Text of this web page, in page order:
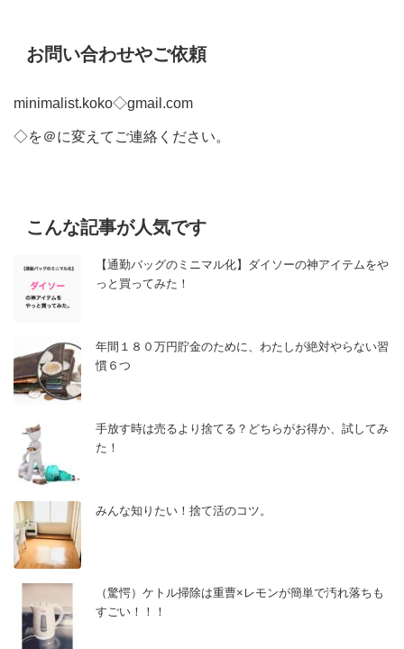
お問い合わせやご依頼
minimalist.koko◇gmail.com
◇を＠に変えてご連絡ください。
こんな記事が人気です
【通勤バッグのミニマル化】ダイソーの神アイテムをや
っと買ってみた！
年間１８０万円貯金のために、わたしが絶対やらない習
慣６つ
手放す時は売るより捨てる？どちらがお得か、試してみ
た！
みんな知りたい！捨て活のコツ。
（驚愕）ケトル掃除は重曹×レモンが簡単で汚れ落ちも
すごい！！！